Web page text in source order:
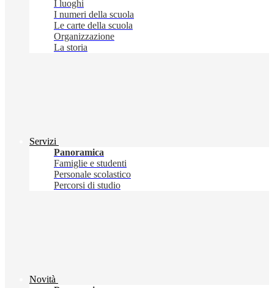
I luoghi
I numeri della scuola
Le carte della scuola
Organizzazione
La storia
Servizi
Panoramica
Famiglie e studenti
Personale scolastico
Percorsi di studio
Novità